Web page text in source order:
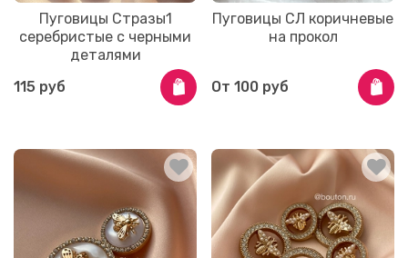
Пуговицы Стразы1
серебристые с черными
деталями
115 руб
Пуговицы СЛ коричневые
на прокол
От 100 руб